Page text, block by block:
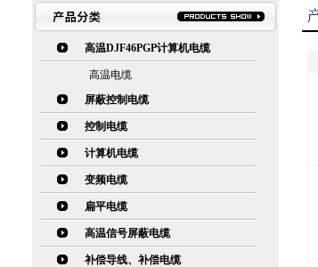
高温DJF46PGP计算机电缆
高温电缆
屏蔽控制电缆
控制电缆
计算机电缆
变频电缆
扁平电缆
高温信号屏蔽电缆
补偿导线、补偿电缆